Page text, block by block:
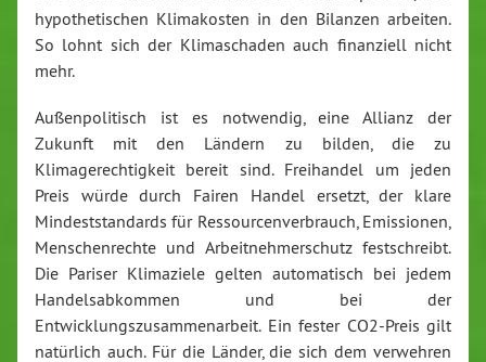
hypothetischen Klimakosten in den Bilanzen arbeiten.
So lohnt sich der Klimaschaden auch finanziell nicht
mehr.
Außenpolitisch ist es notwendig, eine Allianz der
Zukunft mit den Ländern zu bilden, die zu
Klimagerechtigkeit bereit sind. Freihandel um jeden
Preis würde durch Fairen Handel ersetzt, der klare
Mindeststandards für Ressourcenverbrauch, Emissionen,
Menschenrechte und Arbeitnehmerschutz festschreibt.
Die Pariser Klimaziele gelten automatisch bei jedem
Handelsabkommen und bei der
Entwicklungszusammenarbeit. Ein fester CO2-Preis gilt
natürlich auch. Für die Länder, die sich dem verwehren